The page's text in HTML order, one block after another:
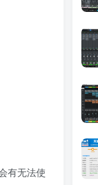
有无法使